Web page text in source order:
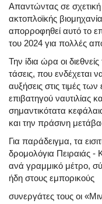
Απαντώντας σε
ακτοπλοϊκής
απορροφηθεί αυτό το
του 2024 για πολλές από
Την ίδια ώρα οι
τάσεις, που ενδέχεται
αυξήσεις στις τιμές των
επιβατηγού ναυτιλίας
σημαντικότατα
και την πράσινη
Για παράδειγμα, τα
δρομολόγια Πειραιάς
ανά γραμμικό μέτρο,
ήδη στους εμπορικούς
συνεργάτες τους οι